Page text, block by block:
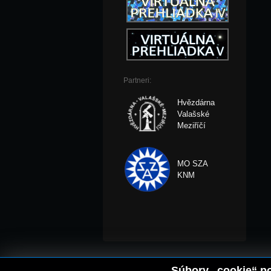
Partneri:
Hvězdárna
Valašské
Meziříčí
MO SZA
KNM